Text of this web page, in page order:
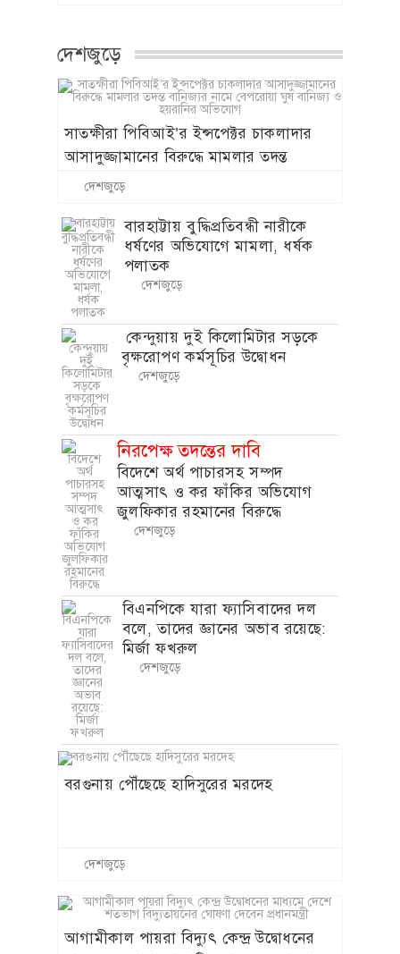
দেশজুড়ে
সাতক্ষীরা পিবিআই’র ইন্সপেক্টর চাকলাদার
আসাদুজ্জামানের বিরুদ্ধে মামলার তদন্ত
বানিজ্যর নামে বেপরোয়া ঘুষ বানিজ্য ও
দেশজুড়ে
বারহাট্টায় বুদ্ধিপ্রতিবন্ধী নারীকে
ধর্ষণের অভিযোগে মামলা, ধর্ষক
পলাতক
দেশজুড়ে
কেন্দুয়ায় দুই কিলোমিটার সড়কে
বৃক্ষরোপণ কর্মসূচির উদ্বোধন
দেশজুড়ে
নিরপেক্ষ তদন্তের দাবি
বিদেশে অর্থ পাচারসহ সম্পদ
আত্মসাৎ ও কর ফাঁকির অভিযোগ
জুলফিকার রহমানের বিরুদ্ধে
দেশজুড়ে
বিএনপিকে যারা ফ্যাসিবাদের দল
বলে, তাদের জ্ঞানের অভাব রয়েছে:
মির্জা ফখরুল
দেশজুড়ে
বরগুনায় পৌঁছেছে হাদিসুরের মরদেহ
দেশজুড়ে
আগামীকাল পায়রা বিদ্যুৎ কেন্দ্র উদ্বোধনের